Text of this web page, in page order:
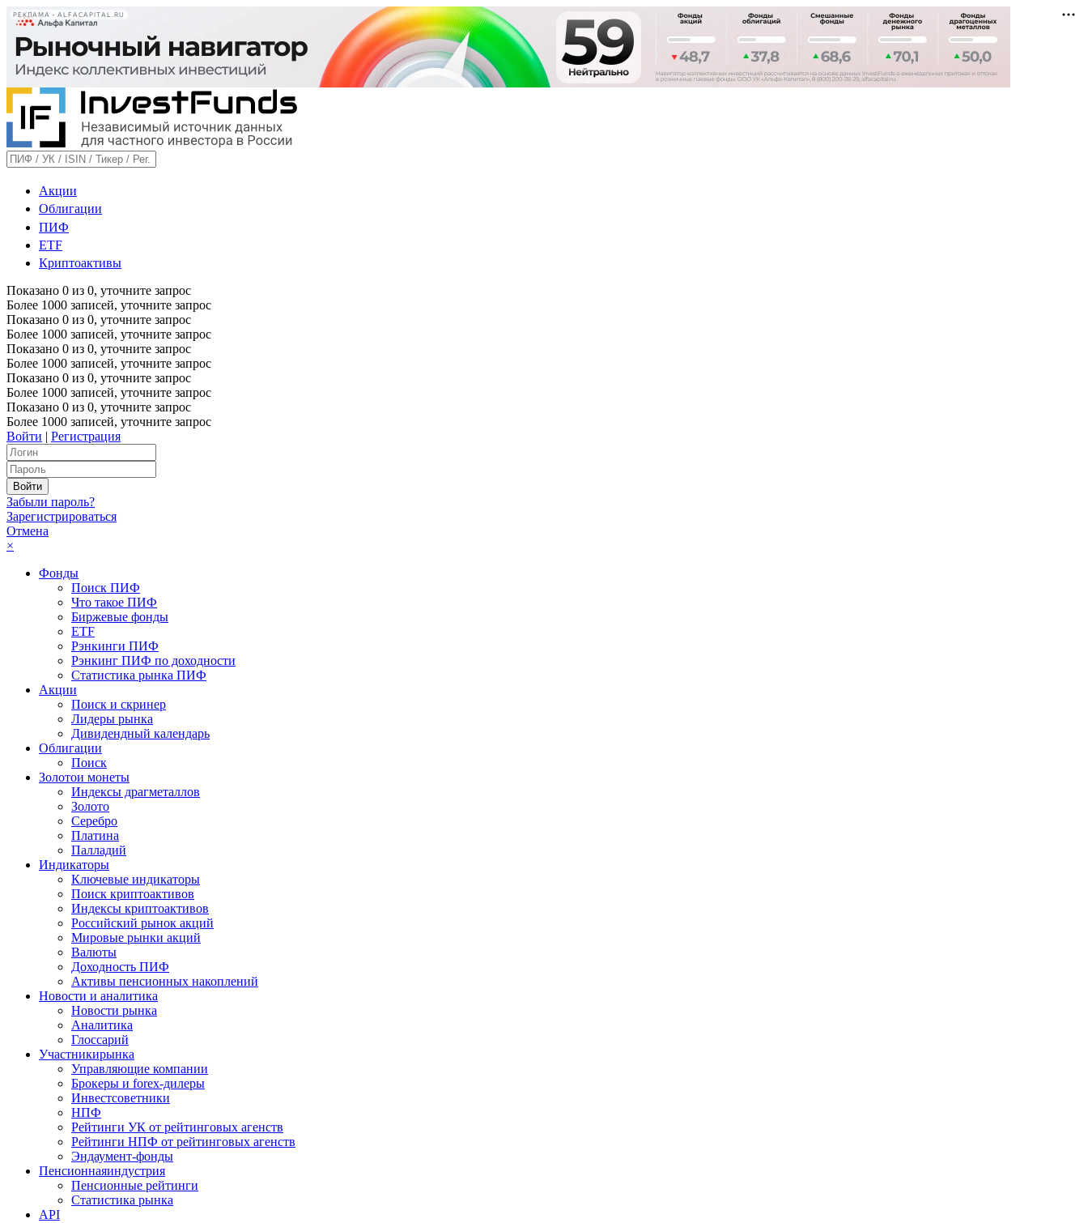
РЕКЛАМА • ALFACAPITAL.RU
Акции
Облигации
ПИФ
ETF
Криптоактивы
Показано 0 из 0, уточните запрос
Более 1000 записей, уточните запрос
Показано 0 из 0, уточните запрос
Более 1000 записей, уточните запрос
Показано 0 из 0, уточните запрос
Более 1000 записей, уточните запрос
Показано 0 из 0, уточните запрос
Более 1000 записей, уточните запрос
Показано 0 из 0, уточните запрос
Более 1000 записей, уточните запрос
Войти | Регистрация
Забыли пароль?
Зарегистрироваться
Отмена
×
Фонды
Поиск ПИФ
Что такое ПИФ
Биржевые фонды
ETF
Рэнкинги ПИФ
Рэнкинг ПИФ по доходности
Статистика рынка ПИФ
Акции
Поиск и скринер
Лидеры рынка
Дивидендный календарь
Облигации
Поиск
Золотои монеты
Индексы драгметаллов
Золото
Серебро
Платина
Палладий
Индикаторы
Ключевые индикаторы
Поиск криптоактивов
Индексы криптоактивов
Российский рынок акций
Мировые рынки акций
Валюты
Доходность ПИФ
Активы пенсионных накоплений
Новости и аналитика
Новости рынка
Аналитика
Глоссарий
Участникирынка
Управляющие компании
Брокеры и forex-дилеры
Инвестсоветники
НПФ
Рейтинги УК от рейтинговых агенств
Рейтинги НПФ от рейтинговых агенств
Эндаумент-фонды
Пенсионнаяиндустрия
Пенсионные рейтинги
Статистика рынка
API